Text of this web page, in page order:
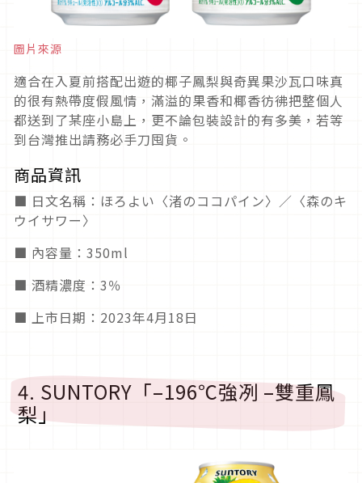
圖片來源
適合在入夏前搭配出遊的椰子鳳梨與奇異果沙瓦口味真
的很有熱帶度假風情，滿溢的果香和椰香彷彿把整個人
都送到了某座小島上，更不論包裝設計的有多美，若等
到台灣推出請務必手刀囤貨。
商品資訊
■ 日文名稱：ほろよい〈渚のココパイン〉／〈森のキ
ウイサワー〉
■ 內容量：350ml
■ 酒精濃度：3％
■ 上市日期：2023年4月18日
4. SUNTORY「–196℃強冽 –雙重鳳
梨」